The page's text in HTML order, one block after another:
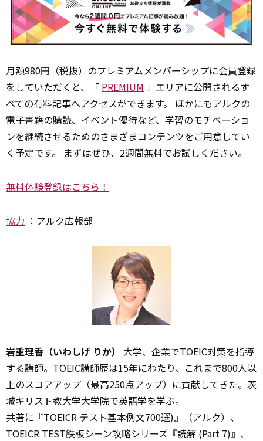
月額980円（税抜）のプレミアムメンバーシップに会員登録
をしていただくと、「 PREMIUM 」エリアに公開されるす
べての有料記事へアクセスができます。 ほかにもアルクの
電子書籍の購読、イベント優待など、学習のモチベーショ
ンを継続させるためのさまざまコンテンツをご用意してい
く予定です。 まずはぜひ、2週間無料でお試しください。
無料体験登録はこちら！
協力 ：アルク広報部
岩重理香（いわしげ りか）
大学、企業でTOEIC対策を指導
する講師。TOEIC講師歴は15年にわたり、これまで800人以
上のスコアアップ（最高250点アップ）に貢献してきた。茨
城キリスト教大学大学院で英語学を学ぶ。
共著に『TOEICR テスト基本例文700選)』（アルク）、
TOEICR TEST鉄板シーン攻略シリーズ『読解 (Part 7)』、